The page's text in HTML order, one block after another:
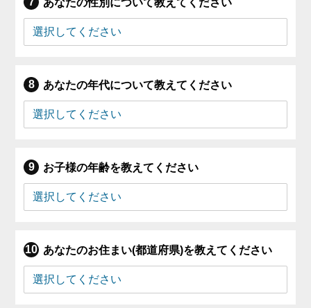
あなたの年代について教えてください
お子様の年齢を教えてください
あなたのお住まい(都道府県)を教えてください